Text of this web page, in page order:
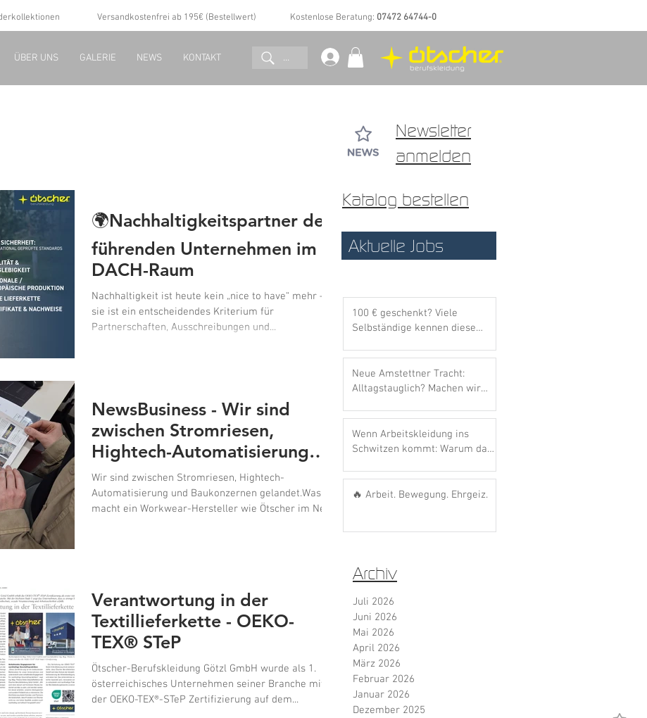
Versandkostenfrei ab 195€ (Bestellwert) Kostenlose Beratung: 07472 64744-0
ÜBER UNS GALERIE NEWS KONTAKT ...
🌍Nachhaltigkeitspartner der
führenden Unternehmen im
DACH-Raum
Nachhaltigkeit ist heute kein „nice to have“ mehr –
sie ist ein entscheidendes Kriterium für
Partnerschaften, Ausschreibungen und...
NewsBusiness - Wir sind
zwischen Stromriesen,
Hightech-Automatisierung
und Baukonzernen gelandet.
Wir sind zwischen Stromriesen, Hightech-
Automatisierung und Baukonzernen gelandet.Was
macht ein Workwear-Hersteller wie Ötscher im News
Verantwortung in der
Textillieferkette - OEKO-
TEX® STeP
Ötscher-Berufskleidung Götzl GmbH wurde als 1.
österreichisches Unternehmen seiner Branche mit
der OEKO-TEX®-STeP Zertifizierung auf dem...
Newsletter
anmelden
Katalog bestellen
Aktuelle Jobs
100 € geschenkt? Viele
Selbständige kennen diese
Neue Amstettner Tracht:
Alltagstauglich? Machen wir
Wenn Arbeitskleidung ins
Schwitzen kommt: Warum das
Unterschied macht
🔥 Arbeit. Bewegung. Ehrgeiz.
Archiv
Juli 2026
Juni 2026
Mai 2026
April 2026
März 2026
Februar 2026
Januar 2026
Dezember 2025